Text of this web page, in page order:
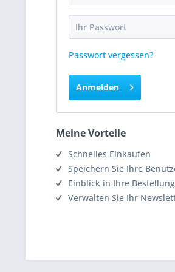
Passwort vergessen?
Anmelden
Meine Vorteile
Schnelles Einkaufen
Speichern Sie Ihre
Einblick in Ihre
Verwalten Sie Ihr